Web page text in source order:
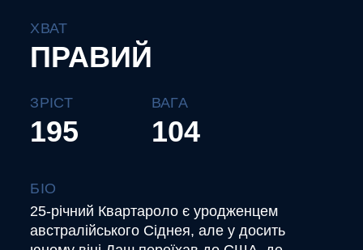
ХВАТ
ПРАВИЙ
ЗРІСТ
195
ВАГА
104
БІО
25-річний Квартароло є уродженцем
австралійського Сіднея, але у досить